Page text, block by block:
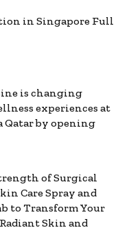
in Singapore Full
is changing
experiences at
Qatar by opening
of Surgical
Care Spray and
to Transform Your
Skin and